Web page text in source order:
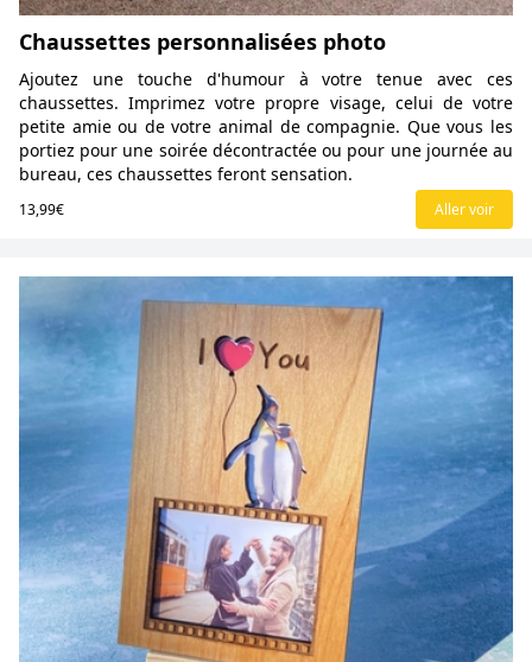
Chaussettes personnalisées photo
Ajoutez une touche d'humour à votre tenue avec ces
chaussettes. Imprimez votre propre visage, celui de votre
petite amie ou de votre animal de compagnie. Que vous les
portiez pour une soirée décontractée ou pour une journée au
bureau, ces chaussettes feront sensation.
13,99€ Aller voir